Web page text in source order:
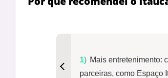
Mais entretenimento:
parceiras, como Espaço